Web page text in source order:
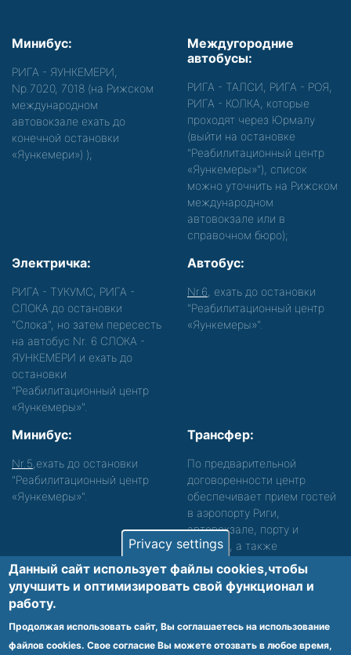
Минибус:
РИГА - ЯУНКЕМЕРИ,
Nр.7020, 7018 (на Рижском
международном
автовокзале ехать до
конечной остановки
«Яункемери») );
Междугородние
автобусы:
РИГА - ТАЛСИ, РИГА - РОЯ,
РИГА - КОЛКА, которые
проходят через Юрмалу
(выйти на остановке
"Реабилитационный центр
«Яункемеры»"), список
можно уточнить на Рижском
международном
автовокзале или в
справочном бюро);
Электричка:
РИГА - ТУКУМС, РИГА -
СЛОКА до остановки
"Слока", но затем пересесть
на автобус Nr. 6 СЛОКА -
ЯУНКЕМЕРИ и ехать до
остановки
"Реабилитационный центр
«Яункемеры»".
Автобус:
Nr.6 , ехать до остановки
"Реабилитационный центр
«Яункемеры»".
Минибус:
Nr.5 ,ехать до остановки
"Реабилитационный центр
«Яункемеры»".
Трансфер:
По предварительной
договоренности центр
обеспечивает прием гостей
в аэропорту Риги,
автовокзале, порту и
вокзале, а также
сопровождение. Просьба
звонить, чтобы уточнить
детали.
Обеспечиваем доступность среды для лиц с
функциональными нарушениями.
Privacy settings
Данный сайт использует файлы cookies,чтобы
улучшить и оптимизировать cвой функционал и
работу.
Продолжая использовать сайт, Вы соглашаетесь на использование
файлов cookies. Свое согласие Вы можете отозвать в любое время,